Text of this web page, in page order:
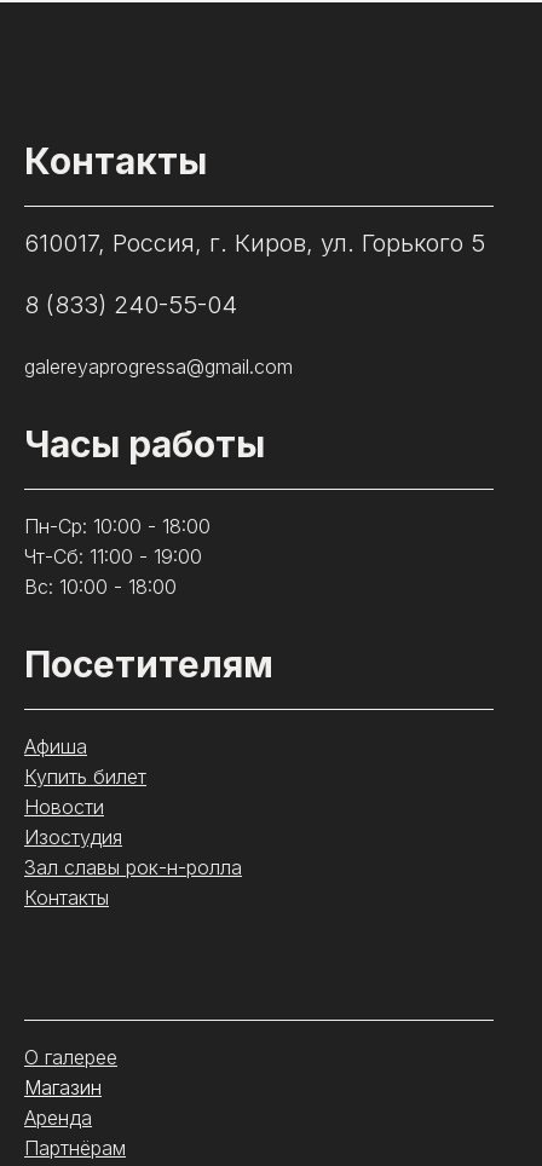
Контакты
610017, Россия, г. Киров, ул. Горького 5
8 (833) 240-55-04
galereyaprogressa@gmail.com
Часы работы
Пн-Ср: 10:00 - 18:00
Чт-Сб: 11:00 - 19:00
Вс: 10:00 - 18:00
Посетителям
Афиша
Купить билет
Новости
Изостудия
Зал славы рок-н-ролла
Контакты
О галерее
Магазин
Аренда
Партнёрам